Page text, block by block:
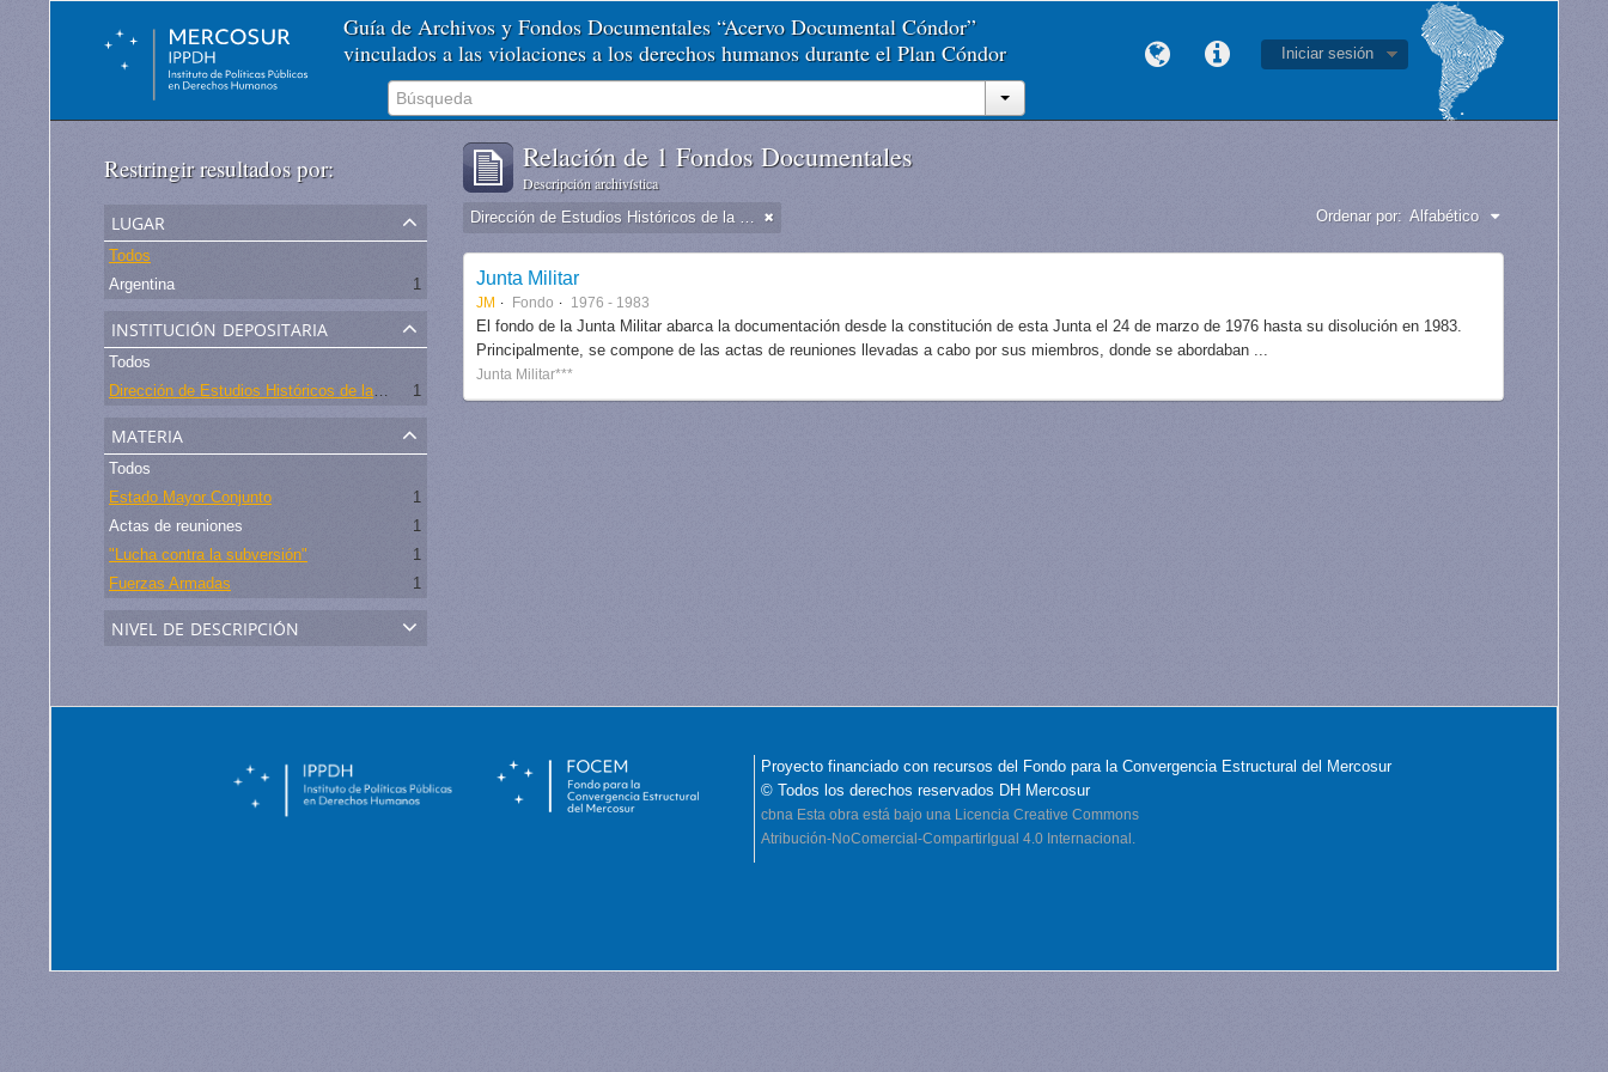
Guía de Archivos y Fondos Documentales “Acervo Documental Cóndor”
vinculados a las violaciones a los derechos humanos durante el Plan Cóndor
Iniciar sesión
Restringir resultados por:
lugar
Todos
Argentina
1
institución depositaria
Todos
Dirección de Estudios Históricos de la Fuerza Aérea
1
materia
Todos
Estado Mayor Conjunto
1
Actas de reuniones
1
"Lucha contra la subversión"
1
Fuerzas Armadas
1
nivel de descripción
Relación de 1 Fondos Documentales
Descripción archivística
Dirección de Estudios Históricos de la Fuerza Aérea Ordenar por: Alfabético
Junta Militar
JM Fondo 1976 - 1983
El fondo de la Junta Militar abarca la documentación desde la constitución de esta Junta el 24 de marzo de 1976 hasta su disolución en 1983.
Principalmente, se compone de las actas de reuniones llevadas a cabo por sus miembros, donde se abordaban ...
Junta Militar***
Proyecto financiado con recursos del Fondo para la Convergencia Estructural del Mercosur
© Todos los derechos reservados DH Mercosur
cbna Esta obra está bajo una Licencia Creative Commons
Atribución-NoComercial-CompartirIgual 4.0 Internacional.